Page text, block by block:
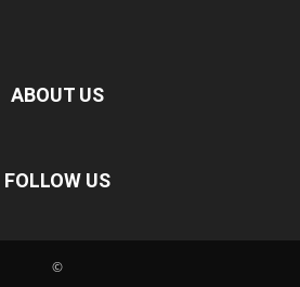
ABOUT US
FOLLOW US
©